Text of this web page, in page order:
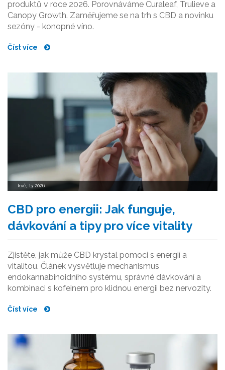
produktů v roce 2026. Porovnáváme Curaleaf, Trulieve a
Canopy Growth. Zaměřujeme se na trh s CBD a novinku
sezóny - konopné víno.
Číst více
kvě, 13 2026
CBD pro energii: Jak funguje,
dávkování a tipy pro více vitality
Zjistěte, jak může CBD krystal pomoci s energií a
vitalitou. Článek vysvětluje mechanismus
endokannabinoidního systému, správné dávkování a
kombinaci s kofeinem pro klidnou energii bez nervozity.
Číst více